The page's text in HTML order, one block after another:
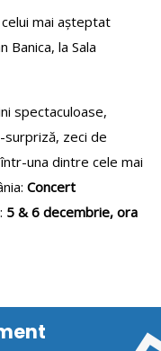
mai așteptat
Banica, la Sala
spectaculoase,
zeci de
una dintre cele mai
Concert
: 5 & 6 decembrie, ora